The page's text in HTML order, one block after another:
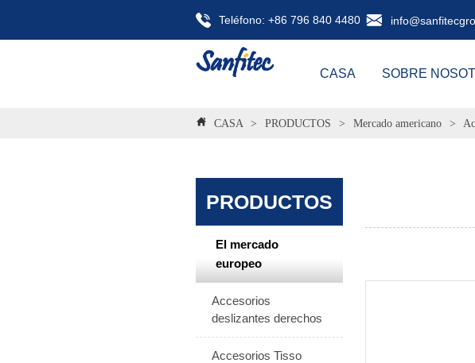
Teléfono: +86 796 840 4480
CASA SOBRE
CASA > PRODUCTOS > Mercado americano >
PRODUCTOS
El mercado
europeo
Accesorios
deslizantes derechos
Accesorios Tisso